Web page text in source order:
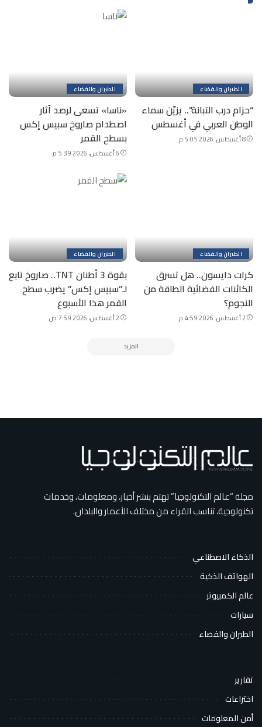
الطيران والفضاء
“حزام درب التبانة”.. يزيّن سماء
الوطن العربي في أغسطس
8 أغسطس، 2026 5:05 م
الطيران والفضاء
«ناسا» تسعى لرصد آثار
اصطدام صاروخ سبيس إكس
بسطح القمر
6 أغسطس، 2026 5:39 م
الطيران والفضاء
كرات دايسون.. هل تسرق
الكائنات الفضائية الطاقة من
النجوم؟
2 أغسطس، 2026 4:59 م
الطيران والفضاء
بقوة 3 أطنان TNT.. صاروخ تابع
لـ”سبيس إكس” يضرب سطح
القمر هذا الأسبوع
2 أغسطس، 2026 7:59 ص
المزيد
مجلة “عالم التكنولوجيا” تهتم بنشر أخبار، ومعلومات، وخدمات
تكنولوجية، تناسب القراء من مختلف الأعمار والبلدان.
الذكاء الاصطناعي
الهواتف الذكية
عالم الكمبيوتر
سيارات
الطيران والفضاء
تقارير
اختراعات
أمن المعلومات